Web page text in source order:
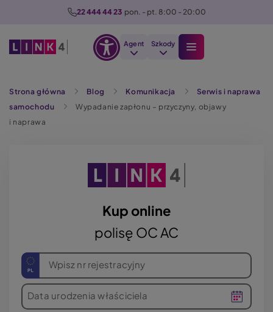
22 444 44 23 pon. - pt. 8:00 - 20:00
Agent Szkody
Strona główna Blog Komunikacja
Serwis i naprawa
samochodu
Wypadanie zapłonu – przyczyny, objawy
i naprawa
Kup online
polisę OC AC
Wpisz nr rejestracyjny
Data urodzenia właściciela